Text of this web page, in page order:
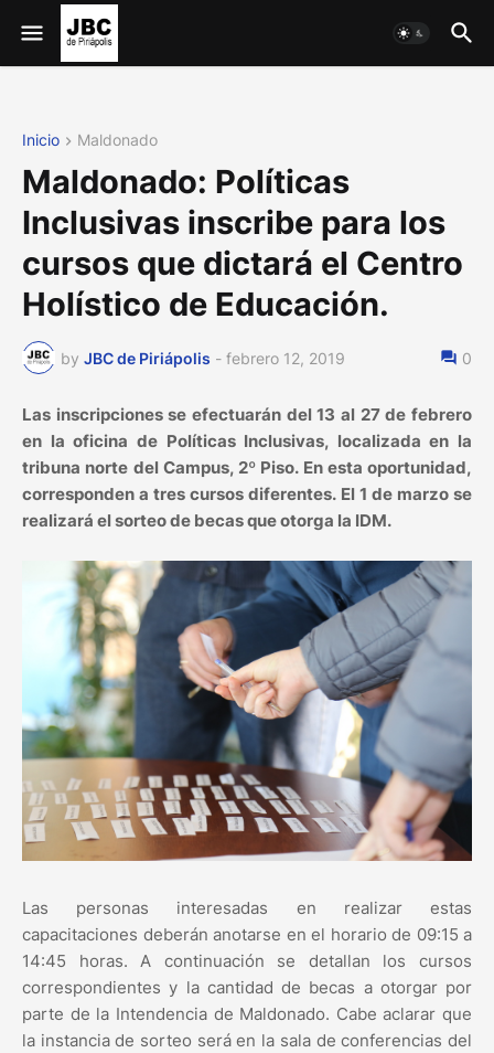
Inicio Maldonado
Maldonado: Políticas
Inclusivas inscribe para los
cursos que dictará el Centro
Holístico de Educación.
by JBC de Piriápolis - febrero 12, 2019 0
Las inscripciones se efectuarán del 13 al 27 de febrero
en la oficina de Políticas Inclusivas, localizada en la
tribuna norte del Campus, 2º Piso. En esta oportunidad,
corresponden a tres cursos diferentes. El 1 de marzo se
realizará el sorteo de becas que otorga la IDM.
Las personas interesadas en realizar estas
capacitaciones deberán anotarse en el horario de 09:15 a
14:45 horas. A continuación se detallan los cursos
correspondientes y la cantidad de becas a otorgar por
parte de la Intendencia de Maldonado. Cabe aclarar que
la instancia de sorteo será en la sala de conferencias del